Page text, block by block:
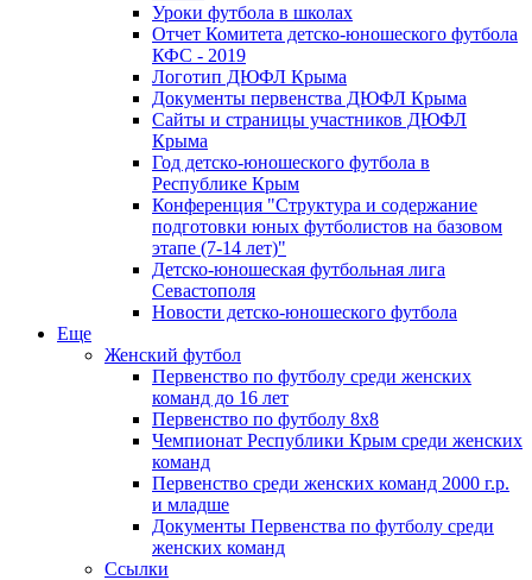
Уроки футбола в школах
Отчет Комитета детско-юношеского футбола
КФС - 2019
Логотип ДЮФЛ Крыма
Документы первенства ДЮФЛ Крыма
Сайты и страницы участников ДЮФЛ
Крыма
Год детско-юношеского футбола в
Республике Крым
Конференция "Структура и содержание
подготовки юных футболистов на базовом
этапе (7-14 лет)"
Детско-юношеская футбольная лига
Севастополя
Новости детско-юношеского футбола
Еще
Женский футбол
Первенство по футболу среди женских
команд до 16 лет
Первенство по футболу 8х8
Чемпионат Республики Крым среди женских
команд
Первенство среди женских команд 2000 г.р.
и младше
Документы Первенства по футболу среди
женских команд
Ссылки